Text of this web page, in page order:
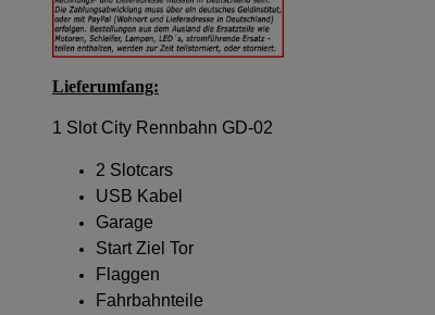
Lieferumfang:
1 Slot City Rennbahn GD-02
2 Slotcars
USB Kabel
Garage
Start Ziel Tor
Flaggen
Fahrbahnteile